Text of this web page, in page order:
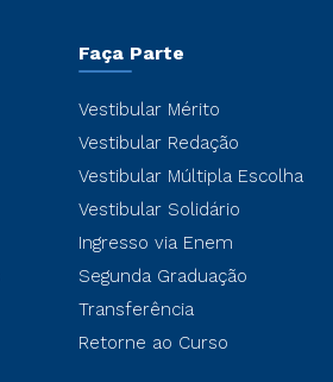
Faça Parte
Vestibular Mérito
Vestibular Redação
Vestibular Múltipla Escolha
Vestibular Solidário
Ingresso via Enem
Segunda Graduação
Transferência
Retorne ao Curso